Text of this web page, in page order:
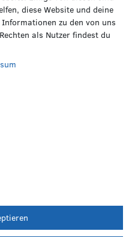
Mercedes Benz
AMG
Audi
Sonstige Marken
diese Website und deine
zu den von uns
als Nutzer findest du